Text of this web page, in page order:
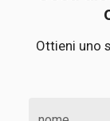
Ottieni uno